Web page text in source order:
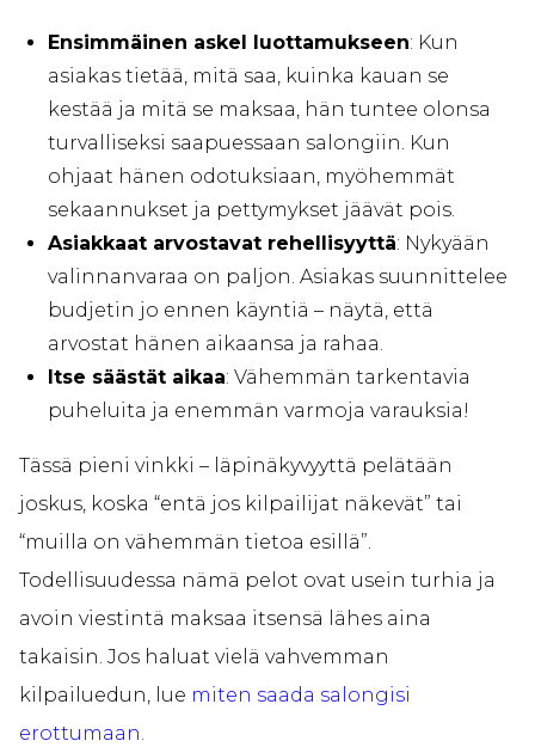
Ensimmäinen askel luottamukseen: Kun
asiakas tietää, mitä saa, kuinka kauan se
kestää ja mitä se maksaa, hän tuntee olonsa
turvalliseksi saapuessaan salongiin. Kun
ohjaat hänen odotuksiaan, myöhemmät
sekaannukset ja pettymykset jäävät pois.
Asiakkaat arvostavat rehellisyyttä: Nykyään
valinnanvaraa on paljon. Asiakas suunnittelee
budjetin jo ennen käyntiä – näytä, että
arvostat hänen aikaansa ja rahaa.
Itse säästät aikaa: Vähemmän tarkentavia
puheluita ja enemmän varmoja varauksia!
Tässä pieni vinkki – läpinäkyvyyttä pelätään
joskus, koska “entä jos kilpailijat näkevät” tai
“muilla on vähemmän tietoa esillä”.
Todellisuudessa nämä pelot ovat usein turhia ja
avoin viestintä maksaa itsensä lähes aina
takaisin. Jos haluat vielä vahvemman
kilpailuedun, lue miten saada salongisi
erottumaan.